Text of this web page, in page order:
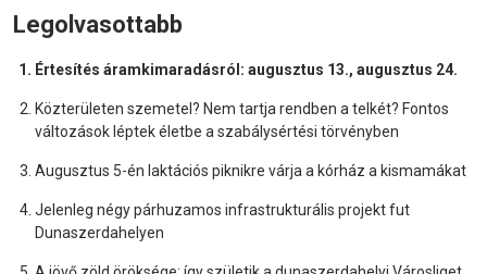
Legolvasottabb
Értesítés áramkimaradásról: augusztus 13., augusztus 24.
Közterületen szemetel? Nem tartja rendben a telkét? Fontos
változások léptek életbe a szabálysértési törvényben
Augusztus 5-én laktációs piknikre várja a kórház a kismamákat
Jelenleg négy párhuzamos infrastrukturális projekt fut
Dunaszerdahelyen